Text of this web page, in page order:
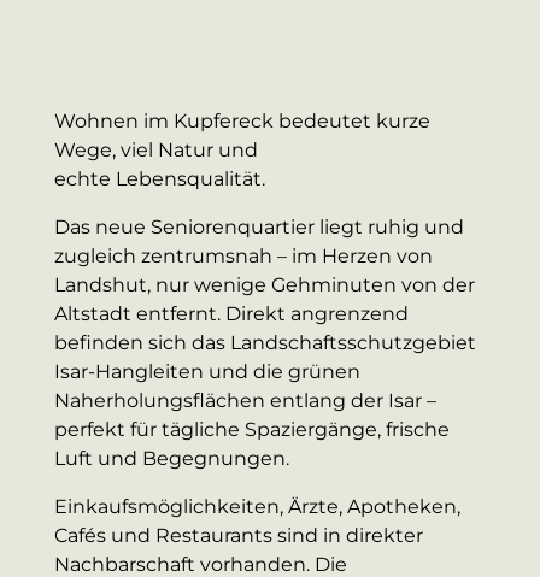
Wohnen im Kupfereck bedeutet kurze
Wege, viel Natur und
echte Lebensqualität.
Das neue Seniorenquartier liegt ruhig und
zugleich zentrumsnah – im Herzen von
Landshut, nur wenige Gehminuten von der
Altstadt entfernt. Direkt angrenzend
befinden sich das Landschaftsschutzgebiet
Isar-Hangleiten und die grünen
Naherholungsflächen entlang der Isar –
perfekt für tägliche Spaziergänge, frische
Luft und Begegnungen.
Einkaufsmöglichkeiten, Ärzte, Apotheken,
Cafés und Restaurants sind in direkter
Nachbarschaft vorhanden. Die